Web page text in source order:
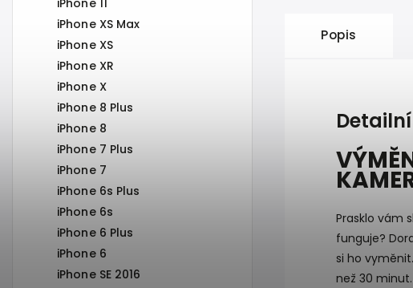
iPhone 11
iPhone XS Max
iPhone XS
iPhone XR
iPhone X
iPhone 8 Plus
iPhone 8
iPhone 7 Plus
iPhone 7
iPhone 6s Plus
iPhone 6s
iPhone 6 Plus
iPhone 6
iPhone SE 2016
Popis
Prasklo vám
funguje?
si ho
než 30